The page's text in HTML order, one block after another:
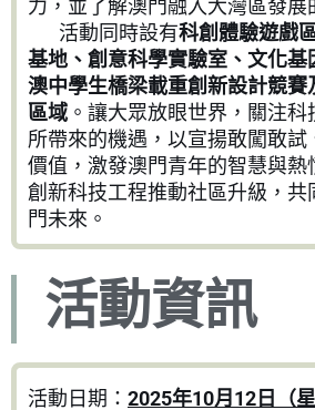
力，並了解澳門融入大灣區發展
活動同時設有科創體驗遊戲
基地、創意科學實驗室、文化基
澳中學生橋梁載重創新設計競賽
區域 。讓大眾放眼世界，關注
所帶來的機遇，以宣揚敢闖敢
價值，激發澳門青年的智慧與熱
創新科技工程推動社區升級，共
門未來。
活動資訊
活動日期： 2025年10月12日（星